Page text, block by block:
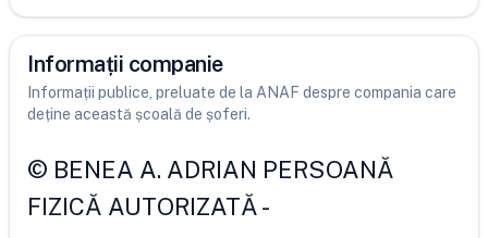
Informații companie
Informații publice, preluate de la ANAF despre compania care
deține această școală de șoferi.
© BENEA A. ADRIAN PERSOANĂ
FIZICĂ AUTORIZATĂ-